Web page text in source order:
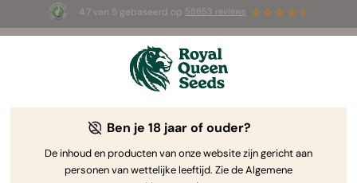
4.7 van 5 gebaseerd op 58653 reviews
☀️ Summer Sales: tot wel 50% korting
op geselecteerde producten! ⏤
Ben je 18 jaar of ouder?
De inhoud en producten van onze website zijn gericht aan
personen van wettelijke leeftijd. Zie de Algemene